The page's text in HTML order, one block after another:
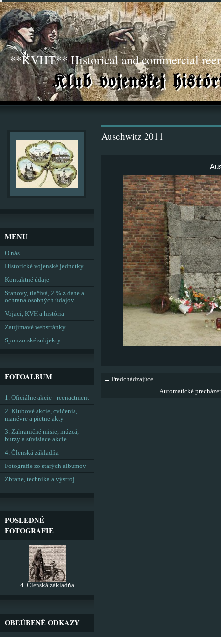
**KVHT** Historical and commercial
Auschwitz 2011
← Predchádzajúce
Automatické
MENU
O nás
Historické vojenské jednotky
Kontaktné údaje
Stanovy, tlačivá, 2 % z dane a
ochrana osobných údajov
Vojaci, KVH a história
Zaujímavé webstránky
Sponzorské subjekty
FOTOALBUM
1. Oficiálne akcie - reenactment
2. Klubové akcie, cvičenia,
manévre a pietne akty
3. Zahraničné misie, múzeá,
burzy a súvisiace akcie
4. Členská základňa
Fotografie zo starých albumov
Zbrane, technika a výstroj
POSLEDNÉ
FOTOGRAFIE
4. Členská základňa
OBĽÚBENÉ ODKAZY